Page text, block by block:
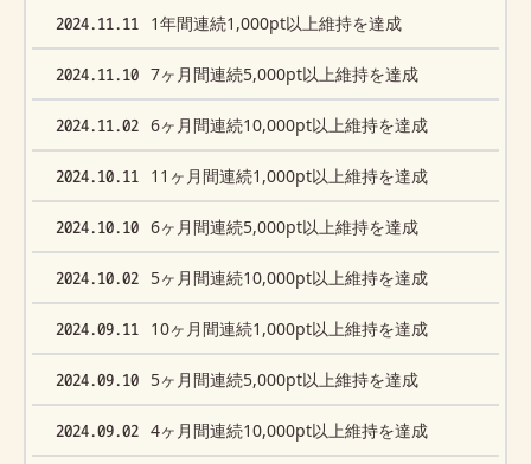
2024.11.11 1年間連続1,000pt以上維持を達成
2024.11.10 7ヶ月間連続5,000pt以上維持を達成
2024.11.02 6ヶ月間連続10,000pt以上維持を達成
2024.10.11 11ヶ月間連続1,000pt以上維持を達成
2024.10.10 6ヶ月間連続5,000pt以上維持を達成
2024.10.02 5ヶ月間連続10,000pt以上維持を達成
2024.09.11 10ヶ月間連続1,000pt以上維持を達成
2024.09.10 5ヶ月間連続5,000pt以上維持を達成
2024.09.02 4ヶ月間連続10,000pt以上維持を達成